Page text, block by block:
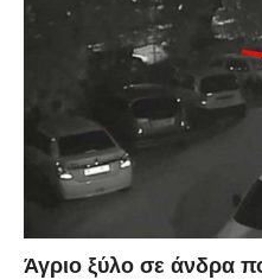
Άγριο ξύλο σε άνδρα